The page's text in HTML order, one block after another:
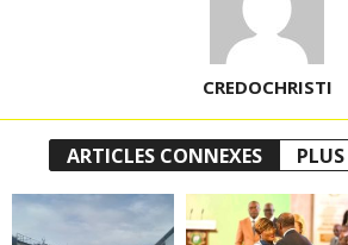
CREDOCHRISTI
ARTICLES CONNEXES